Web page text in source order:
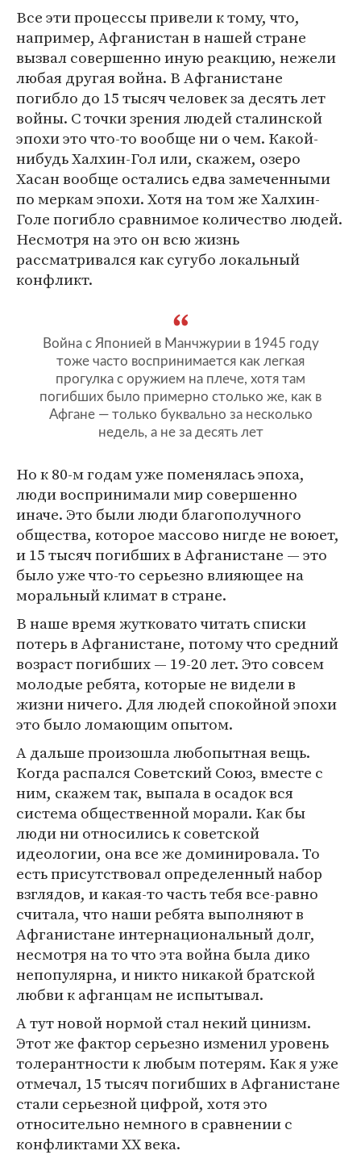
Все эти процессы привели к тому, что,
например, Афганистан в нашей стране
вызвал совершенно иную реакцию, нежели
любая другая война. В Афганистане
погибло до 15 тысяч человек за десять лет
войны. С точки зрения людей сталинской
эпохи это что-то вообще ни о чем. Какой-
нибудь Халхин-Гол или, скажем, озеро
Хасан вообще остались едва замеченными
по меркам эпохи. Хотя на том же Халхин-
Голе погибло сравнимое количество людей.
Несмотря на это он всю жизнь
рассматривался как сугубо локальный
конфликт.
Война с Японией в Манчжурии в 1945 году
тоже часто воспринимается как легкая
прогулка с оружием на плече, хотя там
погибших было примерно столько же, как в
Афгане — только буквально за несколько
недель, а не за десять лет
Но к 80-м годам уже поменялась эпоха,
люди воспринимали мир совершенно
иначе. Это были люди благополучного
общества, которое массово нигде не воюет,
и 15 тысяч погибших в Афганистане — это
было уже что-то серьезно влияющее на
моральный климат в стране.
В наше время жутковато читать списки
потерь в Афганистане, потому что средний
возраст погибших — 19-20 лет. Это совсем
молодые ребята, которые не видели в
жизни ничего. Для людей спокойной эпохи
это было ломающим опытом.
А дальше произошла любопытная вещь.
Когда распался Советский Союз, вместе с
ним, скажем так, выпала в осадок вся
система общественной морали. Как бы
люди ни относились к советской
идеологии, она все же доминировала. То
есть присутствовал определенный набор
взглядов, и какая-то часть тебя все-равно
считала, что наши ребята выполняют в
Афганистане интернациональный долг,
несмотря на то что эта война была дико
непопулярна, и никто никакой братской
любви к афганцам не испытывал.
А тут новой нормой стал некий цинизм.
Этот же фактор серьезно изменил уровень
толерантности к любым потерям. Как я уже
отмечал, 15 тысяч погибших в Афганистане
стали серьезной цифрой, хотя это
относительно немного в сравнении с
конфликтами XX века.